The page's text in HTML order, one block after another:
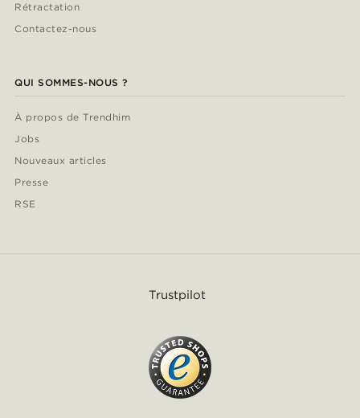
Rétractation
Contactez-nous
QUI SOMMES-NOUS ?
À propos de Trendhim
Jobs
Nouveaux articles
Presse
RSE
Trustpilot